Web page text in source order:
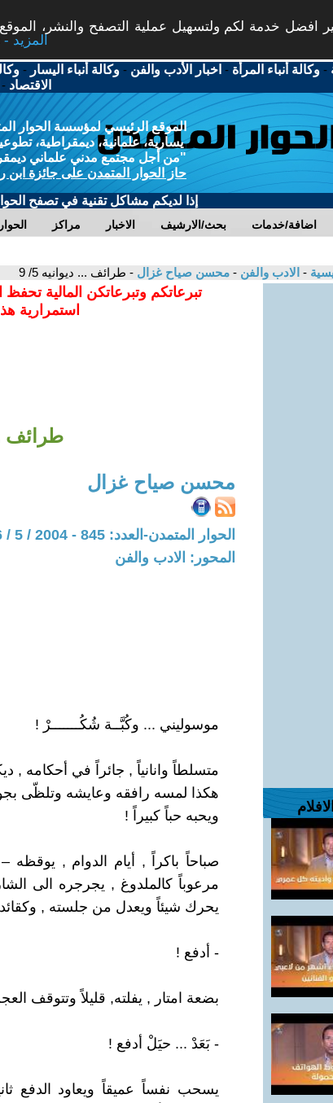
افضل خدمة لكم ولتسهيل عملية التصفح والنشر،
More info - المزيد
-وكالة أنباء المرأة - اخبار الأدب والفن -وكالة أنباء اليسار -
الاقتصاد -
الموقع الرئيسي لمؤسسة الحوار
يسارية، علمانية، ديمقراطية،
"من أجل مجتمع مدني علماني
حاز الحوار المتمدن على جائزة ابن
إذا لديكم مشاكل تقنية في تصفح
مراكز الاخبار بحث/الارشيف اضافة/خدمات
- الادب والفن - محسن صياح غزال - طرائف ... ديوانيه 5/ 9
تبرعاتكم وتبرعاتكن المالية
استمرارية
طرائف ...
محسن صياح غزال
الحوار المتمدن-العدد: 845 - 2004 / 5 / 26 - 04:55
المحور: الادب والفن
موسوليني ... وكُبَّــة شُكُـــــــرْ !
متسلطاً وانانياً , جائراً في أحكامه ,
هكذا لمسه رافقه وعايشه وتلظّى
ويحبه حباً كبيراً !
صباحاً باكراً , أيام الدوام ,
مرعوباً كالملدوغ , يجرجره الى
يحرك شيئاً ويعدل من جلسته ,
- أدفع !
بضعة امتار , يفلته, قليلاً وتتوقف
- بَعَدْ ... حيَلْ أدفع !
يسحب نفساً عميقاً ويعاود الدفع